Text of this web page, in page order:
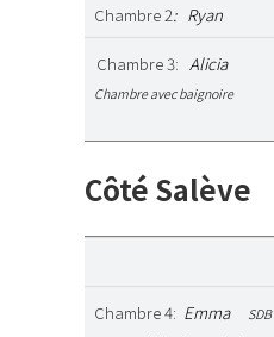
Chambre 2: Ryan
Chambre 3:Alicia
Chambre avec baignoire
Côté Salève
Chambre 4: Emma
SDB